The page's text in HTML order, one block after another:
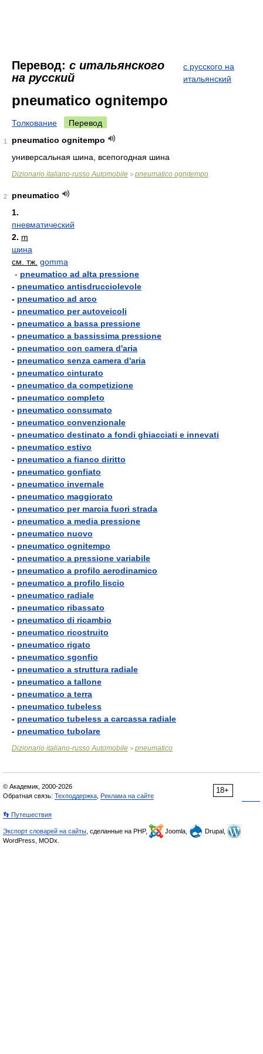
Перевод: с итальянского
на русский
с русского на
итальянский
pneumatico ognitempo
Толкование Перевод
1
pneumatico ognitempo
универсальная шина, всепогодная шина
Dizionario italiano-russo Automobile > pneumatico ognitempo
2
pneumatico
1.
пневматический
2. m
шина
см. тж. gomma
- pneumatico ad alta pressione
- pneumatico antisdrucciolevole
- pneumatico ad arco
- pneumatico per autoveicoli
- pneumatico a bassa pressione
- pneumatico a bassissima pressione
- pneumatico con camera d'aria
- pneumatico senza camera d'aria
- pneumatico cinturato
- pneumatico da competizione
- pneumatico completo
- pneumatico consumato
- pneumatico convenzionale
- pneumatico destinato a fondi ghiacciati e innevati
- pneumatico estivo
- pneumatico a fianco diritto
- pneumatico gonfiato
- pneumatico invernale
- pneumatico maggiorato
- pneumatico per marcia fuori strada
- pneumatico a media pressione
- pneumatico nuovo
- pneumatico ognitempo
- pneumatico a pressione variabile
- pneumatico a profilo aerodinamico
- pneumatico a profilo liscio
- pneumatico radiale
- pneumatico ribassato
- pneumatico di ricambio
- pneumatico ricostruito
- pneumatico rigato
- pneumatico sgonfio
- pneumatico a struttura radiale
- pneumatico a tallone
- pneumatico a terra
- pneumatico tubeless
- pneumatico tubeless a carcassa radiale
- pneumatico tubolare
Dizionario italiano-russo Automobile > pneumatico
18+
© Академик, 2000-2026
Обратная связь: Техподдержка Реклама на сайте
👣 Путешествия
Экспорт словарей на сайты , сделанные на PHP, Joomla,
Drupal,
WordPress, MODx.